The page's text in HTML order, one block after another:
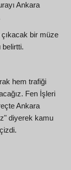
Ankara
bir müze
belirtti.
hem trafiği
Fen İşleri
Ankara
diyerek kamu